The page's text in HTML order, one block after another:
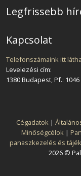
Legfrissebb
Kapcsolat
Telefonszámaink itt
Levelezési cím:
1380 Budapest, Pf.: 1046
Cégadatok |
Minőségcélok|
panaszkezelés és
2026 ©